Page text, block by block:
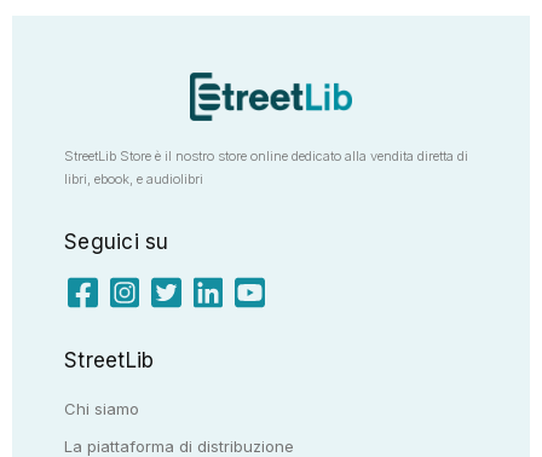
StreetLib Store è il nostro store online dedicato alla vendita diretta di
libri, ebook, e audiolibri
Seguici su
StreetLib
Chi siamo
La piattaforma di distribuzione